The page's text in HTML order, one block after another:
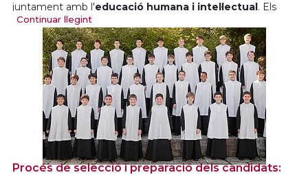
juntament amb l'educació humana i intel·lectual. Els
seu prestigi és reconegut internacionalment, i actualment
fa gires de concerts per tot el món i disposa d'una
discografiaabundant.
Al llarg de la seva història n'han sortit un bon nombre de
mestres de capella i instrumentistes, a més de coneguts
compositors i professors.
Gràcies a l'Escolania, la tradició del monestir permet que
alguns monjos treballin en la creació, la formació i la
producció musicals.
Continuar llegint
Procés de selecció i preparació dels candidats: